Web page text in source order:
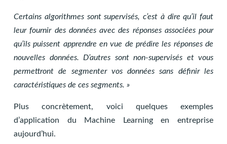
Certains algorithmes sont supervisés, c’est à dire qu’il faut
leur fournir des données avec des réponses associées pour
qu’ils puissent apprendre en vue de prédire les réponses de
nouvelles données. D’autres sont non-supervisés et vous
permettront de segmenter vos données sans définir les
caractéristiques de ces segments. »
Plus concrètement, voici quelques exemples
d’application du Machine Learning en entreprise
aujourd’hui.